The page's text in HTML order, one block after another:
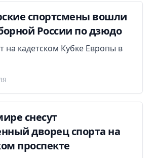
спортсмены вошли
России по дзюдо
на кадетском Кубке Европы в
снесут
дворец спорта на
проспекте